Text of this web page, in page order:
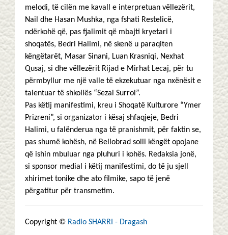
melodi, të cilën me kavall e interpretuan vëllezërit,
Nail dhe Hasan Mushka, nga fshati Restelicë,
ndërkohë që, pas fjalimit që mbajti kryetari i
shoqatës, Bedri Halimi, në skenë u paraqiten
këngëtarët, Masar Sinani, Luan Krasniqi, Nexhat
Qusaj, si dhe vëllezërit Rijad e Mirhat Lecaj, për tu
përmbyllur me një valle të ekzekutuar nga nxënësit e
talentuar të shkollës “Sezai Surroi”.
Pas këtij manifestimi, kreu i Shoqatë Kulturore “Ymer
Prizreni”, si organizator i kësaj shfaqjeje, Bedri
Halimi, u falënderua nga të pranishmit, për faktin se,
pas shumë kohësh, në Bellobrad solli këngët opojane
që ishin mbuluar nga pluhuri i kohës. Redaksia jonë,
si sponsor medial i këtij manifestimi, do të ju sjell
xhirimet tonike dhe ato filmike, sapo të jenë
përgatitur për transmetim.
Copyright © Radio SHARRI - Dragash